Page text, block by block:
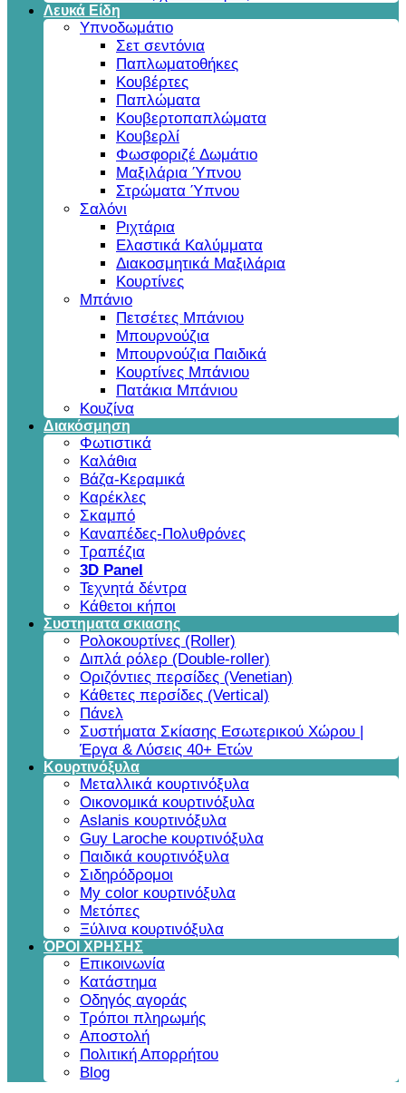
Λευκά Είδη
Υπνοδωμάτιο
Σετ σεντόνια
Παπλωματοθήκες
Κουβέρτες
Παπλώματα
Κουβερτοπαπλώματα
Κουβερλί
Φωσφοριζέ Δωμάτιο
Μαξιλάρια Ύπνου
Στρώματα Ύπνου
Σαλόνι
Ριχτάρια
Ελαστικά Καλύμματα
Διακοσμητικά Μαξιλάρια
Κουρτίνες
Μπάνιο
Πετσέτες Μπάνιου
Μπουρνούζια
Μπουρνούζια Παιδικά
Κουρτίνες Μπάνιου
Πατάκια Μπάνιου
Κουζίνα
Διακόσμηση
Φωτιστικά
Καλάθια
Βάζα-Κεραμικά
Καρέκλες
Σκαμπό
Καναπέδες-Πολυθρόνες
Τραπέζια
3D Panel
Τεχνητά δέντρα
Κάθετοι κήποι
Συστηματα σκιασης
Ρολοκουρτίνες (Roller)
Διπλά ρόλερ (Double-roller)
Οριζόντιες περσίδες (Venetian)
Κάθετες περσίδες (Vertical)
Πάνελ
Συστήματα Σκίασης Εσωτερικού Χώρου |
Έργα & Λύσεις 40+ Ετών
Κουρτινόξυλα
Μεταλλικά κουρτινόξυλα
Οικονομικά κουρτινόξυλα
Aslanis κουρτινόξυλα
Guy Laroche κουρτινόξυλα
Παιδικά κουρτινόξυλα
Σιδηρόδρομοι
My color κουρτινόξυλα
Μετόπες
Ξύλινα κουρτινόξυλα
ΌΡΟΙ ΧΡΗΣΗΣ
Επικοινωνία
Κατάστημα
Οδηγός αγοράς
Τρόποι πληρωμής
Αποστολή
Πολιτική Απορρήτου
Blog